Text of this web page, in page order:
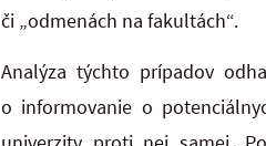
či „odmenách na fakultách“.
Analýza týchto prípadov
o informovanie o